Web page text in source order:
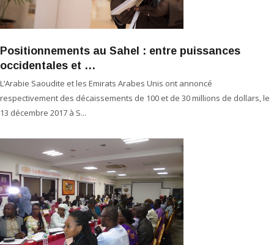
Positionnements au Sahel : entre puissances
occidentales et …
L’Arabie Saoudite et les Emirats Arabes Unis ont annoncé
respectivement des décaissements de 100 et de 30 millions de dollars, le
13 décembre 2017 à S...